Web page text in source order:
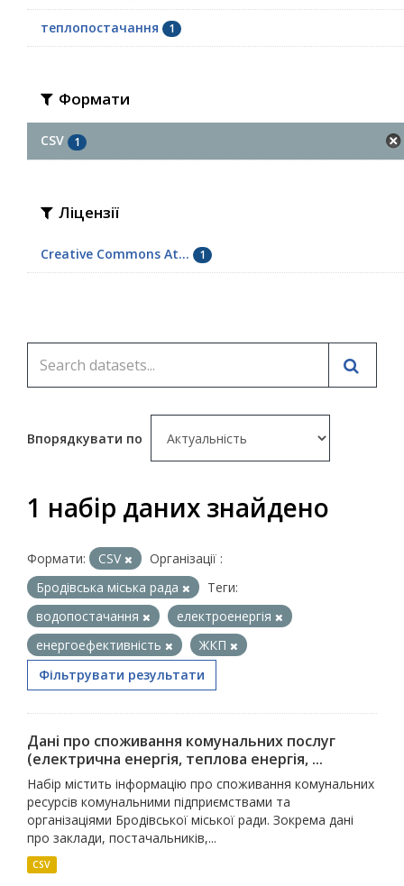
теплопостачання 1
Формати
CSV 1
Ліцензії
Creative Commons At... 1
Впорядкувати по
1 набір даних знайдено
Формати: CSV
Організації :
Бродівська міська рада
Теги:
водопостачання
електроенергія
енергоефективність
ЖКП
Фільтрувати результати
Дані про споживання комунальних послуг
(електрична енергія, теплова енергія, ...
Набір містить інформацію про споживання комунальних
ресурсів комунальними підприємствами та
організаціями Бродівської міської ради. Зокрема дані
про заклади, постачальників,...
CSV